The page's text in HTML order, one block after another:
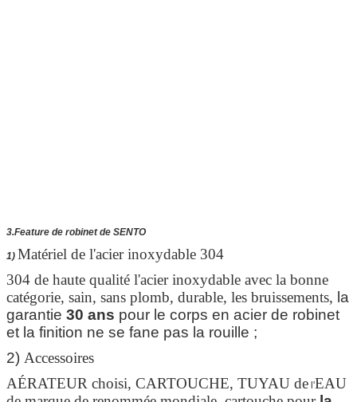
3.Feature de robinet de SENTO
1) Matériel de l'acier inoxydable 304
304 de haute qualité l'acier inoxydable avec la bonne
catégorie, sain, sans plomb, durable, les bruissements, la
garantie 30 ans pour le corps en acier de robinet
et la finition ne se fane pas la rouille ;
2) Accessoires
AÉRATEUR choisi, CARTOUCHE, TUYAU de l'EAU